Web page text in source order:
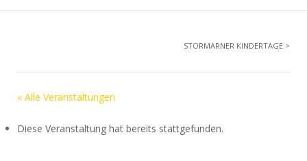
STORMARNER KINDERTAGE >
« Alle Veranstaltungen
Diese Veranstaltung hat bereits stattgefunden.